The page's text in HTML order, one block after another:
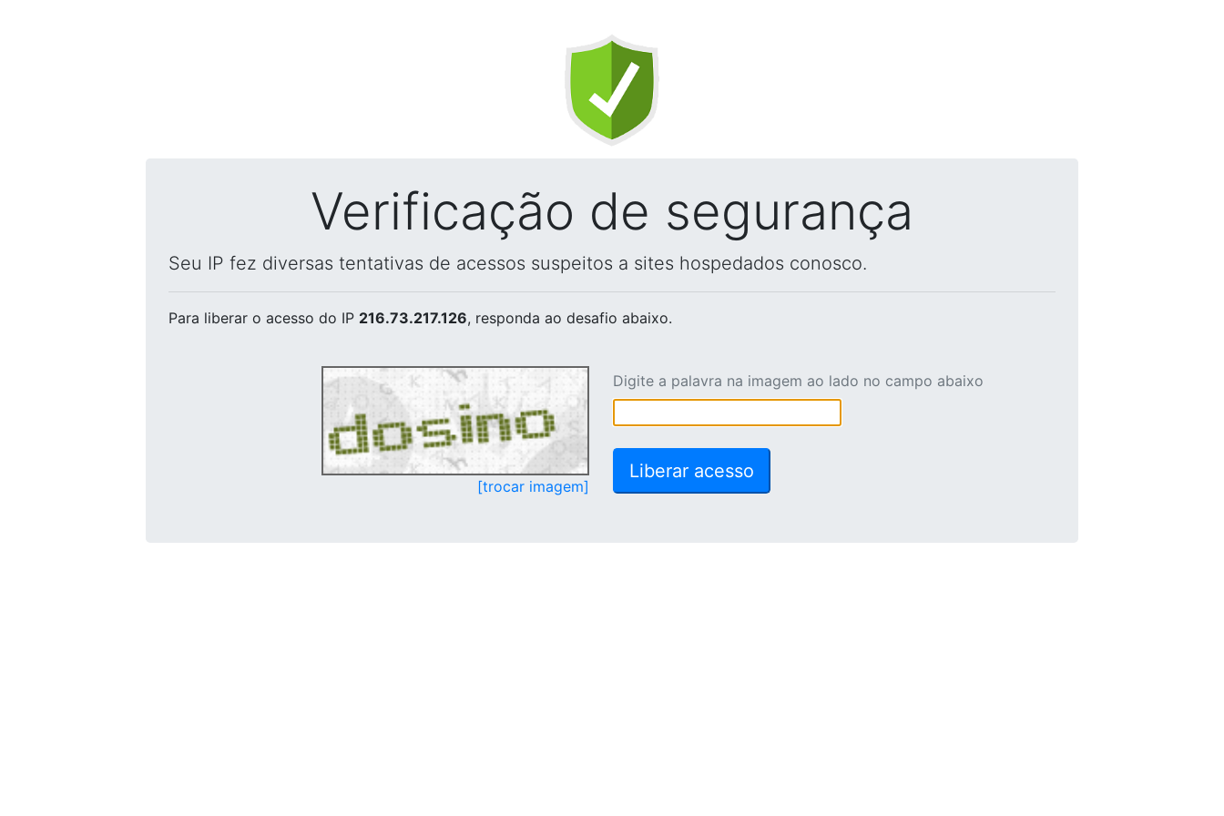
Verificação de segurança
Seu IP fez diversas tentativas de acessos suspeitos a sites hospedados conosco.
Para liberar o acesso do IP 216.73.217.126, responda ao desafio abaixo.
[trocar imagem]
Digite a palavra na imagem ao lado no campo abaixo